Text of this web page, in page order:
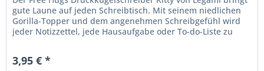
gute Laune auf jeden Schreibtisch. Mit seinem niedlichen
Gorilla-Topper und dem angenehmen Schreibgefühl wird
jeder Notizzettel, jede Hausaufgabe oder To-do-Liste zu
3,95 € *